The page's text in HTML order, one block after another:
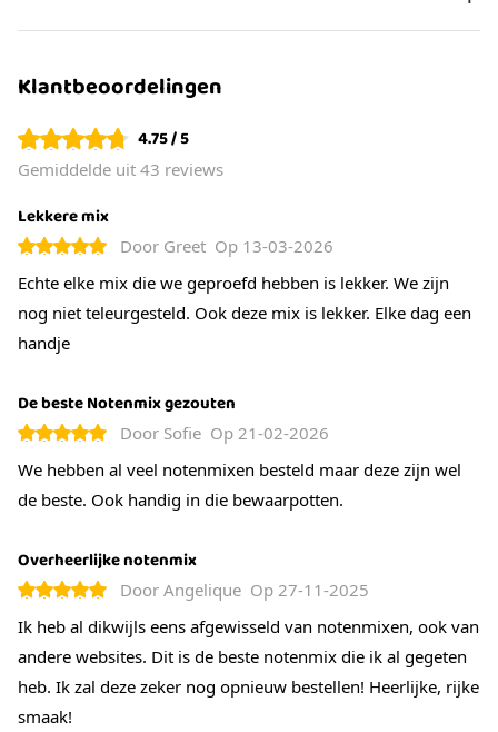
veel mensen favoriet is.
Macadamianoten
Deze heerlijke stevige nootjes zijn de enige noten die
notensoort ter wereld. Deze heerlijke, stevige nootjes
staan bekend om hun romige en volle smaak. Ze
geven de mix een luxe karakter en maken elke hap net
wat specialer.
Pecannoten
zoete, bijna karamelsmaak. Een heerlijke knapperige
toevoeging aan deze bijzondere notenmix.
Klantbeoordelingen
4.75 / 5
Gemiddelde uit 43 reviews
Lekkere mix
Door Greet Op 13-03-2026
Echte elke mix die we geproefd hebben is lekker. We zijn
nog niet teleurgesteld. Ook deze mix is lekker. Elke dag een
handje
De beste Notenmix gezouten
Door Sofie Op 21-02-2026
We hebben al veel notenmixen besteld maar deze zijn wel
de beste. Ook handig in die bewaarpotten.
Overheerlijke notenmix
Door Angelique Op 27-11-2025
Ik heb al dikwijls eens afgewisseld van notenmixen, ook van
andere websites. Dit is de beste notenmix die ik al gegeten
heb. Ik zal deze zeker nog opnieuw bestellen! Heerlijke, rijke
smaak!